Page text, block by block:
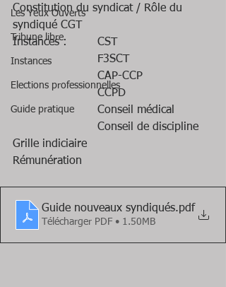
Les Yeux Ouverts
Tribune libre
Instances
Elections professionnelles
Guide pratique
Constitution du syndicat / Rôle du
syndiqué CGT
Instances : 	CST
			F3SCT
			CAP-CCP
			CCPD
			Conseil médical
			Conseil de discipline
Grille indiciaire
Rémunération
Guide nouveaux syndiqués.pdf
Télécharger PDF • 1.50MB